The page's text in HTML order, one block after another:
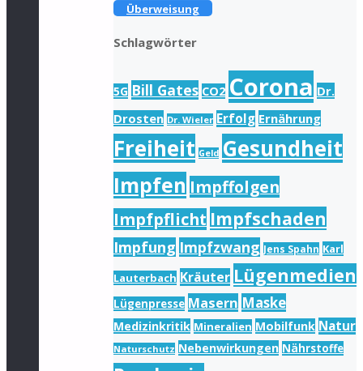
Überweisung
Schlagwörter
5G Bill Gates CO2 Corona Dr.
Drosten Dr. Wieler Erfolg Ernährung
Freiheit Geld Gesundheit
Impfen Impffolgen
Impfpflicht Impfschaden
Impfung Impfzwang Jens Spahn Karl
Lauterbach Kräuter Lügenmedien
Lügenpresse Masern Maske
Medizinkritik Mineralien Mobilfunk Natur
Naturschutz Nebenwirkungen Nährstoffe